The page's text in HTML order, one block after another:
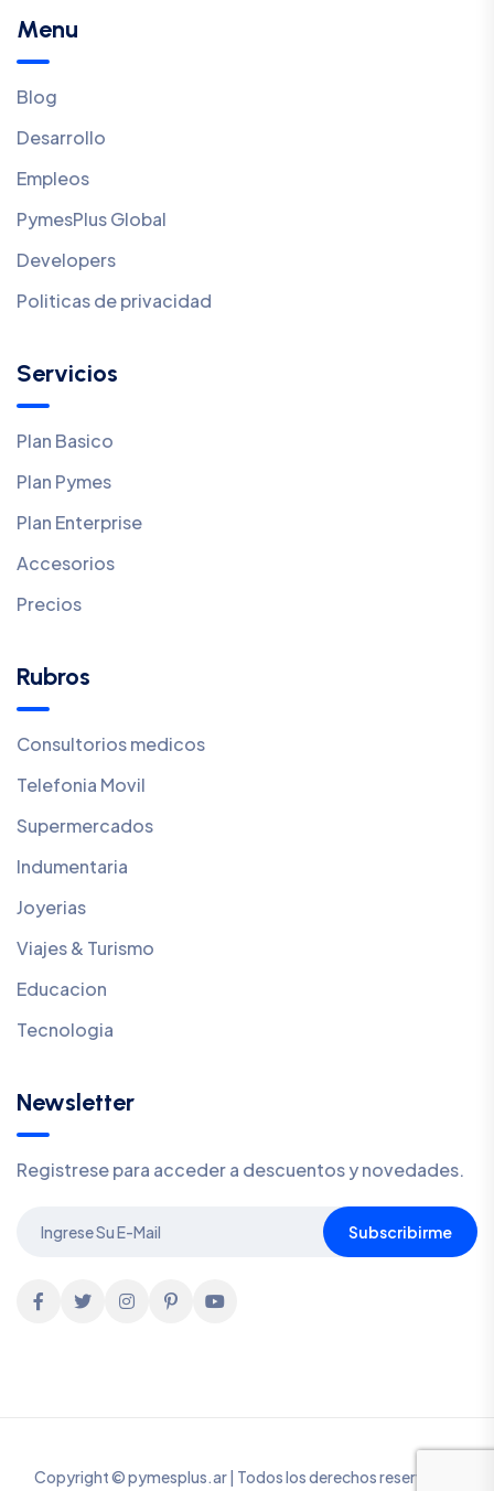
Menu
Blog
Desarrollo
Empleos
PymesPlus Global
Developers
Politicas de privacidad
Servicios
Plan Basico
Plan Pymes
Plan Enterprise
Accesorios
Precios
Rubros
Consultorios medicos
Telefonia Movil
Supermercados
Indumentaria
Joyerias
Viajes & Turismo
Educacion
Tecnologia
Newsletter
Registrese para acceder a descuentos y novedades.
Subscribirme
Copyright © pymesplus.ar | Todos los derechos reservados